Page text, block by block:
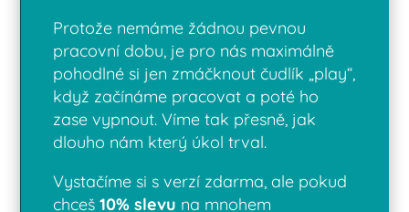
Protože nemáme žádnou pevnou
pracovní dobu, je pro nás maximálně
pohodlné si jen zmáčknout čudlík „play“,
když začínáme pracovat a poté ho
zase vypnout. Víme tak přesně, jak
dlouho nám který úkol trval.
Vystačíme si s verzí zdarma, ale pokud
chceš 10% slevu na mnohem